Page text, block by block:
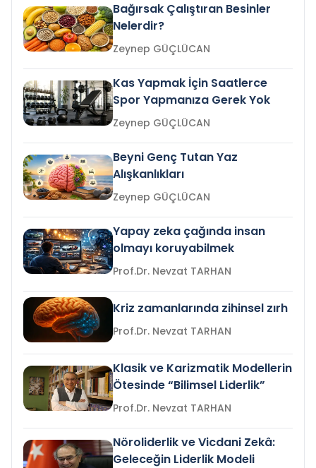
Bağırsak Çalıştıran Besinler
Nelerdir?
Zeynep GÜÇLÜCAN
Kas Yapmak İçin Saatlerce
Spor Yapmanıza Gerek Yok
Zeynep GÜÇLÜCAN
Beyni Genç Tutan Yaz
Alışkanlıkları
Zeynep GÜÇLÜCAN
Yapay zeka çağında insan
olmayı koruyabilmek
Prof.Dr. Nevzat TARHAN
Kriz zamanlarında zihinsel zırh
Prof.Dr. Nevzat TARHAN
Klasik ve Karizmatik Modellerin
Ötesinde “Bilimsel Liderlik”
Prof.Dr. Nevzat TARHAN
Nöroliderlik ve Vicdani Zekâ:
Geleceğin Liderlik Modeli